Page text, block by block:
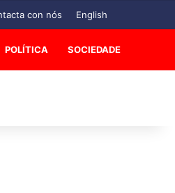
con nós English
POLÍTICA SOCIEDADE